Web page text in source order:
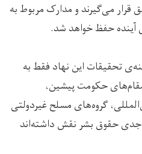
می‌گیرند و مدارک مربوط به
آینده حفظ خواهد شد.
تحقیقات این نهاد فقط به
حکومت پیشین،
گروه‌های مسلح غیردولتی
حقوق بشر نقش داشته‌اند